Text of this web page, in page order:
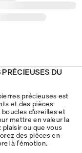
DU
précieuses est
et des pièces
d’oreilles et
mettre en valeur la
plaisir ou que vous
des pièces en
à l’émotion.